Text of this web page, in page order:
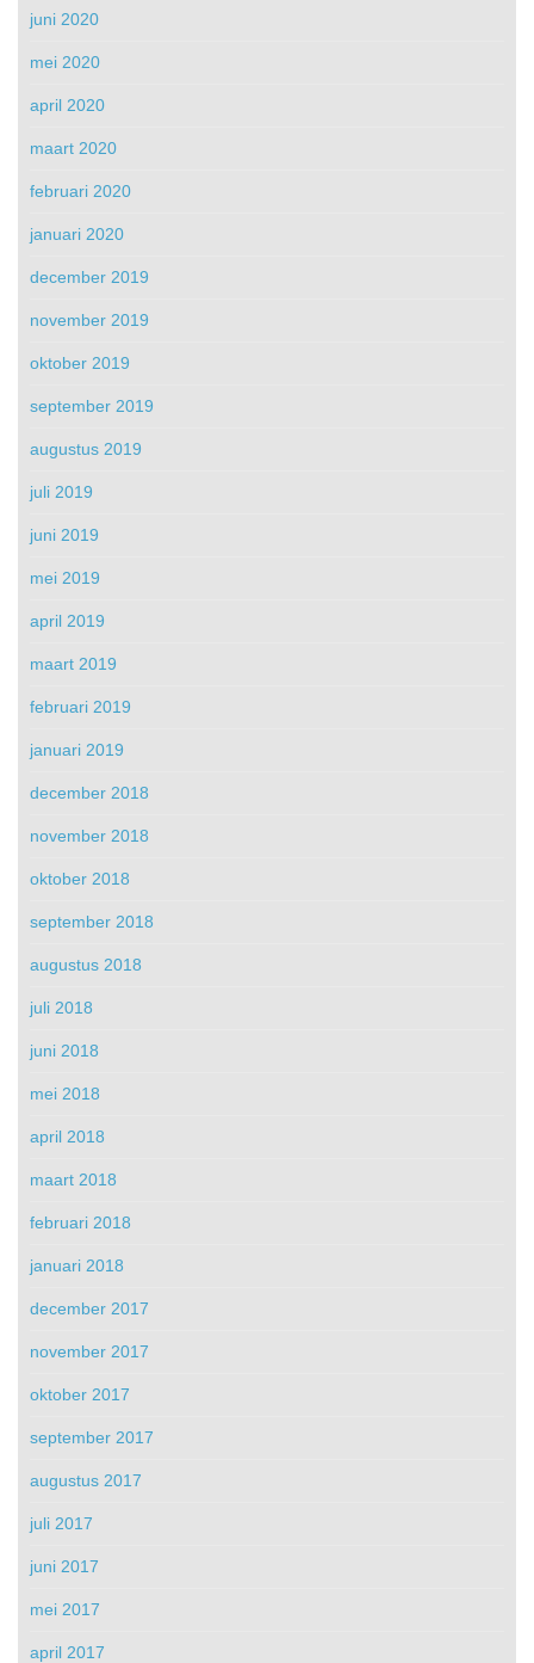
juni 2020
mei 2020
april 2020
maart 2020
februari 2020
januari 2020
december 2019
november 2019
oktober 2019
september 2019
augustus 2019
juli 2019
juni 2019
mei 2019
april 2019
maart 2019
februari 2019
januari 2019
december 2018
november 2018
oktober 2018
september 2018
augustus 2018
juli 2018
juni 2018
mei 2018
april 2018
maart 2018
februari 2018
januari 2018
december 2017
november 2017
oktober 2017
september 2017
augustus 2017
juli 2017
juni 2017
mei 2017
april 2017